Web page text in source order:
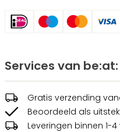
Services van be:at:
Gratis verzending
Beoordeeld als
Leveringen binnen 1-